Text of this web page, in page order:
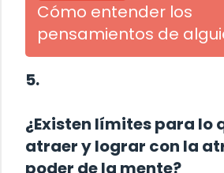
Cómo entender los
pensamientos de
5.
¿Existen límites para lo
atraer y lograr con la
poder de la mente?